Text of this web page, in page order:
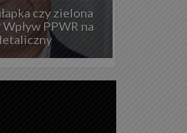
czy zielona
PPWR na